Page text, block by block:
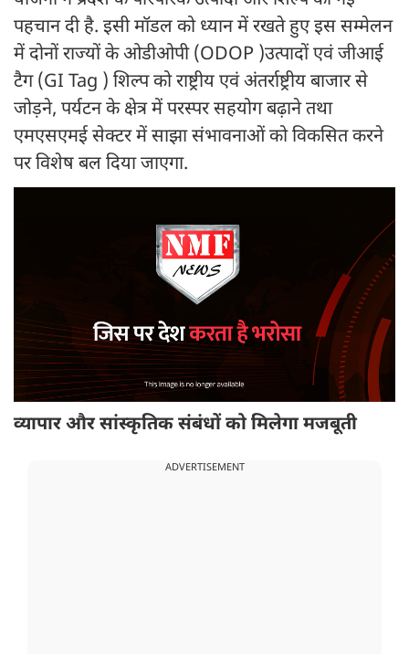
पहचान दी है. इसी मॉडल को ध्यान में रखते हुए इस सम्मेलन
में दोनों राज्यों के ओडीओपी (ODOP )उत्पादों एवं जीआई
टैग (GI Tag ) शिल्प को राष्ट्रीय एवं अंतर्राष्ट्रीय बाजार से
जोड़ने, पर्यटन के क्षेत्र में परस्पर सहयोग बढ़ाने तथा
एमएसएमई सेक्टर में साझा संभावनाओं को विकसित करने
पर विशेष बल दिया जाएगा.
व्यापार और सांस्कृतिक संबंधों को मिलेगा मजबूती
ADVERTISEMENT